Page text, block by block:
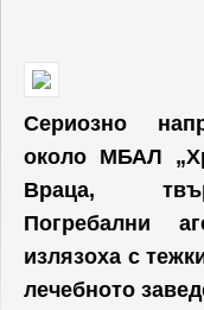
Сериозно
около МБАЛ
Враца,
Погребални
излязоха с
лечебното